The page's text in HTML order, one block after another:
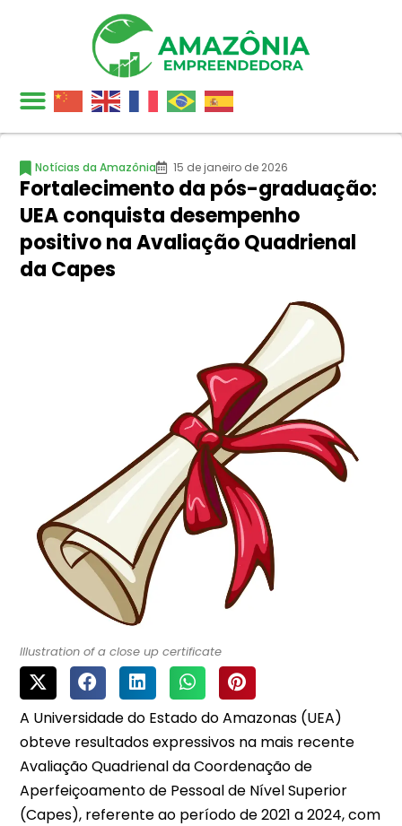
Notícias da Amazônia 15 de janeiro de 2026
Fortalecimento da pós-graduação:
UEA conquista desempenho
positivo na Avaliação Quadrienal
da Capes
Illustration of a close up certificate
A Universidade do Estado do Amazonas (UEA)
obteve resultados expressivos na mais recente
Avaliação Quadrienal da Coordenação de
Aperfeiçoamento de Pessoal de Nível Superior
(Capes), referente ao período de 2021 a 2024, com